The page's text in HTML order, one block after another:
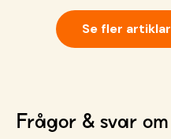
Se fler
Frågor & svar